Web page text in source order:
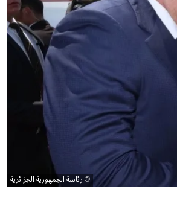
رئاسة الجمهورية الجزائرية